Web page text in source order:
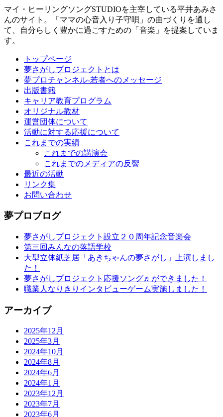
マイ・ヒーリングソングSTUDIOを主宰している平井あみさ
んのサイト。「ママの心音入り子守唄」の曲づくりを通し
て、自分らしく豊かに過ごすための「音楽」を提案していま
す。
トップページ
夢さがしプロジェクトとは
夢プロチャンネル-若者へのメッセージ
出版書籍
キャリア教育プログラム
オリジナル教材
運営団体について
活動に対する応援について
これまでの実績
これまでの講演会
これまでのメディアの反響
最近の活動
リンク集
お問い合わせ
夢プロブログ
夢さがしプロジェクト設立２０周年記念音楽会
第三回みんなの落語学校
大型立体紙芝居「あきちゃんの夢さがし」上演しまし
た！
夢さがしプロジェクト応援ソング♬ができました！
職業人なりきりインタビューゲーム実施しました！
アーカイブ
2025年12月
2025年3月
2024年10月
2024年8月
2024年6月
2024年1月
2023年12月
2023年7月
2023年6月